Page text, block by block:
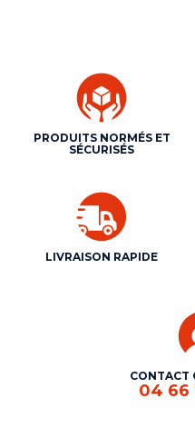
PRODUITS NORMÉS ET
SÉCURISÉS
LIVRAISON RAPIDE
CONTACT
04 66